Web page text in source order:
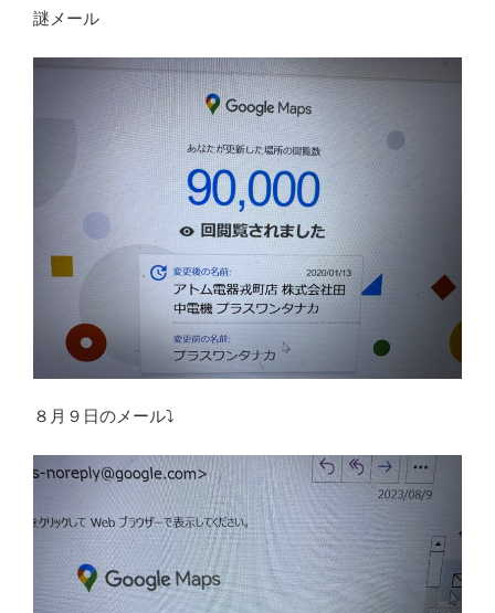
謎メール
８月９日のメール⤵